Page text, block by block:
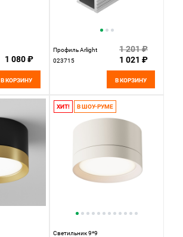
1 080 ₽
В КОРЗИНУ
Профиль Arlight
023715
1 201 ₽
1 021 ₽
В КОРЗИНУ
ХИТ! В ШОУ-РУМЕ
Светильник 9*9